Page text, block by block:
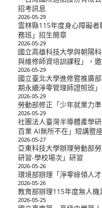
招考訊息
2026-05-29
雲林縣115年度身心障礙
務班」招生簡章
2026-05-29
國立高雄科技大學與朝陽
與維修師資培訓課程」，
2026-05-29
國立臺北大學進修暨推廣
期永續淨零管理師證照班
2026-05-29
勞動部修正「少年就業力
2026-05-29
社團法人臺灣半導體產學
百業 AI無所不在」短講暨
2026-05-27
亞東科技大學辦理勞動部
研習-學校場次」研習
2026-05-26
環境部辦理「淨零綠領人才
2026-05-26
教育部辦理115年度無人機
2026-05-25